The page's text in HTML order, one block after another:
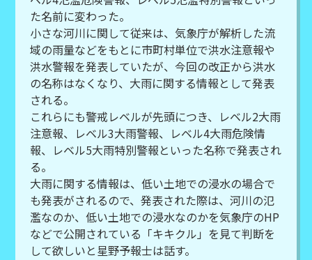
た名前に変わった。
小さな河川に関して従来は、気象庁が解析した流
域の雨量などをもとに市町村単位で洪水注意報や
洪水警報を発表していたが、今回の改正から洪水
の名称はなくなり、大雨に関する情報として発表
される。
これらにも警戒レベルが先頭につき、レベル2大雨
注意報、レベル3大雨警報、レベル4大雨危険情
報、レベル5大雨特別警報といった名称で発表され
る。
大雨に関する情報は、低い土地での浸水の場合で
も発表がされるので、発表された際は、河川の氾
濫なのか、低い土地での浸水なのかを気象庁のHP
などで公開されている「キキクル」を見て判断を
して欲しいと星野予報士は話す。